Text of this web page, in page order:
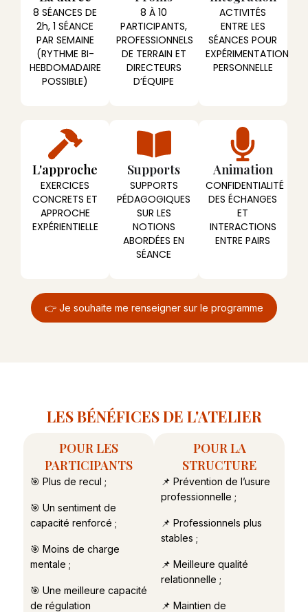
8 SÉANCES DE
2h, 1 SÉANCE
PAR SEMAINE
(RYTHME BI-
HEBDOMADAIRE
POSSIBLE)
8 À 10
PARTICIPANTS,
PROFESSIONNELS
DE TERRAIN ET
DIRECTEURS
D’ÉQUIPE
ACTIVITÉS
ENTRE LES
SÉANCES POUR
EXPÉRIMENTATION
PERSONNELLE
L'approche
EXERCICES
CONCRETS ET
APPROCHE
EXPÉRIENTIELLE
Supports
SUPPORTS
PÉDAGOGIQUES
SUR LES
NOTIONS
ABORDÉES EN
SÉANCE
Animation
CONFIDENTIALITÉ
DES ÉCHANGES
ET
INTERACTIONS
ENTRE PAIRS
👉 Je souhaite me renseigner sur le programme
LES BÉNÉFICES DE L'ATELIER
POUR LES
PARTICIPANTS
🎯 Plus de recul ;
🎯 Un sentiment de
capacité renforcé ;
🎯 Moins de charge
mentale ;
🎯 Une meilleure capacité
de régulation
POUR LA
STRUCTURE
📌 Prévention de l’usure
professionnelle ;
📌 Professionnels plus
stables ;
📌 Meilleure qualité
relationnelle ;
📌 Maintien de